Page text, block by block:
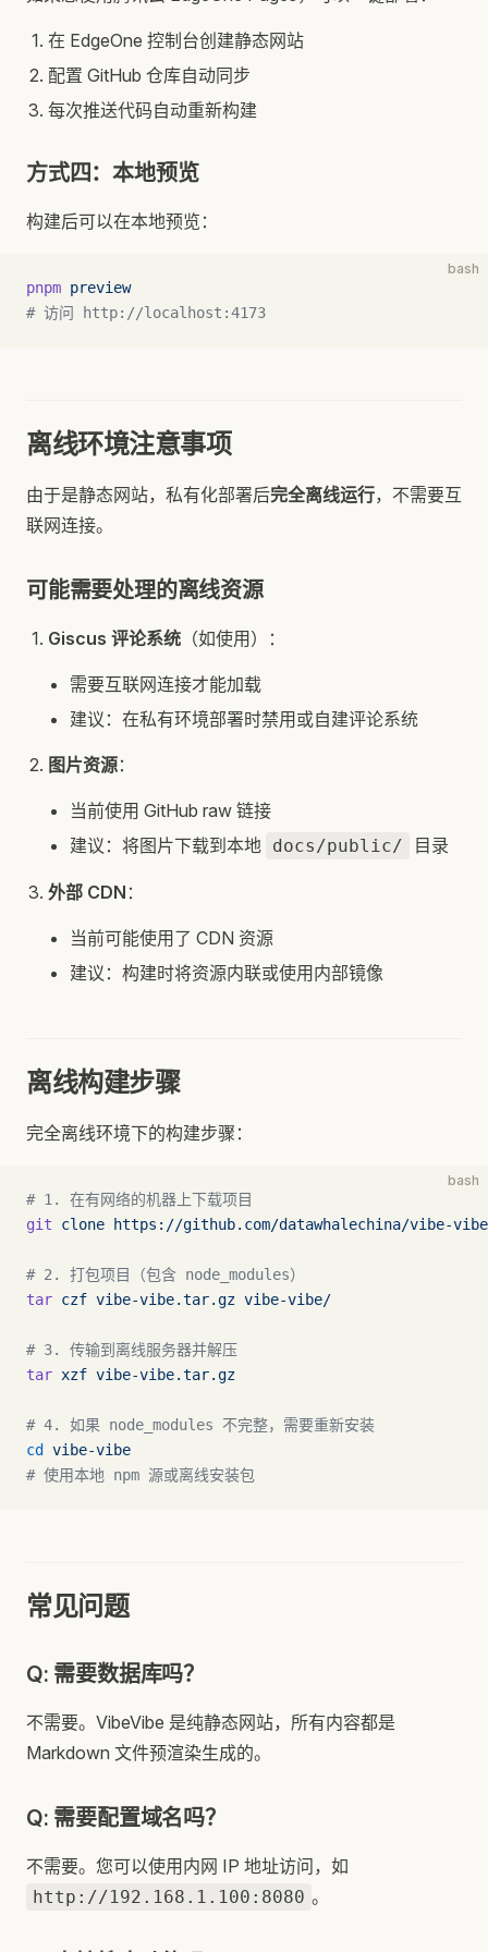
在 EdgeOne 控制台创建静态网站
配置 GitHub 仓库自动同步
每次推送代码自动重新构建
方式四：本地预览
构建后可以在本地预览：
bash
pnpm preview
# 访问 http://localhost:4173
离线环境注意事项
由于是静态网站，私有化部署后完全离线运行，不需要互
联网连接。
可能需要处理的离线资源
Giscus 评论系统 （如使用）：
需要互联网连接才能加载
建议：在私有环境部署时禁用或自建评论系统
图片资源：
当前使用 GitHub raw 链接
建议：将图片下载到本地 docs/public/ 目录
外部 CDN ：
当前可能使用了 CDN 资源
建议：构建时将资源内联或使用内部镜像
离线构建步骤
完全离线环境下的构建步骤：
bash
# 1. 在有网络的机器上下载项目
git clone https://github.com/datawhalechina/vibe-
# 2. 打包项目（包含 node_modules）
tar czf vibe-vibe.tar.gz vibe-vibe/
# 3. 传输到离线服务器并解压
tar xzf vibe-vibe.tar.gz
# 4. 如果 node_modules 不完整，需要重新安装
cd
vibe-vibe
# 使用本地 npm 源或离线安装包
常见问题
Q: 需要数据库吗？
不需要。VibeVibe 是纯静态网站，所有内容都是
Markdown 文件预渲染生成的。
Q: 需要配置域名吗？
不需要。您可以使用内网 IP 地址访问，如
http://192.168.1.100:8080 。